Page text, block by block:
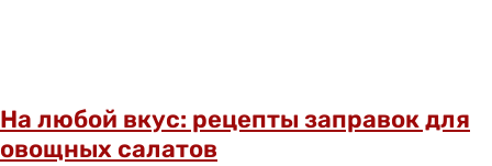
На любой вкус: рецепты заправок для
овощных салатов